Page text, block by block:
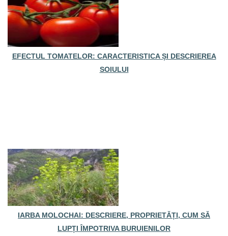
EFECTUL TOMATELOR: CARACTERISTICA ȘI DESCRIEREA
SOIULUI
IARBA MOLOCHAI: DESCRIERE, PROPRIETĂȚI, CUM SĂ
LUPȚI ÎMPOTRIVA BURUIENILOR